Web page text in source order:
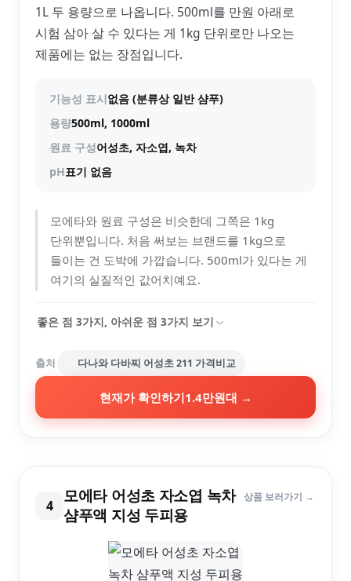
1L 두 용량으로 나옵니다. 500ml를 만원 아래로
시험 삼아 살 수 있다는 게 1kg 단위로만 나오는
제품에는 없는 장점입니다.
기능성 표시없음 (분류상 일반 샴푸)
용량500ml, 1000ml
원료 구성어성초, 자소엽, 녹차
pH표기 없음
모에타와 원료 구성은 비슷한데 그쪽은 1kg
단위뿐입니다. 처음 써보는 브랜드를 1kg으로
들이는 건 도박에 가깝습니다. 500ml가 있다는 게
여기의 실질적인 값어치예요.
좋은 점 3가지, 아쉬운 점 3가지 보기
출처 다나와 다바찌 어성초 211 가격비교
현재가 확인하기1.4만원대 →
4
모에타 어성초 자소엽 녹차
샴푸액 지성 두피용
상품 보러가기 →